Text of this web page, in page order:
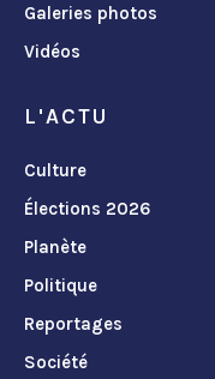
Galeries photos
Vidéos
L'ACTU
Culture
Élections 2026
Planète
Politique
Reportages
Société